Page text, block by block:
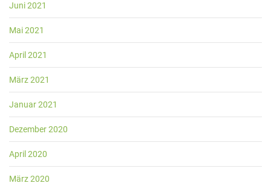
Juni 2021
Mai 2021
April 2021
März 2021
Januar 2021
Dezember 2020
April 2020
März 2020